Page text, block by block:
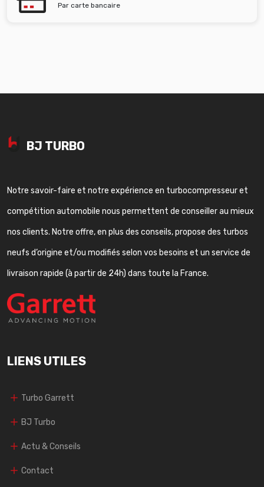
Par carte bancaire
BJ TURBO
Notre savoir-faire et notre expérience en turbocompresseur et
compétition automobile nous permettent de conseiller au mieux
nos clients. Notre offre, en plus des conseils, propose des turbos
neufs d’origine et/ou modifiés selon vos besoins et un service de
livraison rapide (à partir de 24h) dans toute la France.
LIENS UTILES
Turbo Garrett
BJ Turbo
Actu & Conseils
Contact